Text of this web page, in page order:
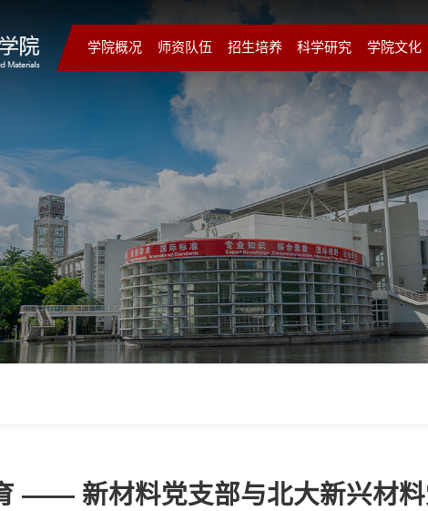
学院概况 师资队伍 招生培养 科学研究 学院文化
—— 新材料党支部与北大新兴材